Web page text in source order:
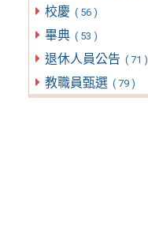
校慶 ( 56 )
畢典 ( 53 )
退休人員公告 ( 71 )
教職員甄選 ( 79 )